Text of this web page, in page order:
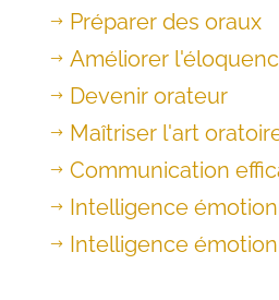
$ Préparer des oraux
$ Améliorer
$ Devenir orateur
$ Maîtriser l'art
$ Communication
$ Intelligence
$ Intelligence